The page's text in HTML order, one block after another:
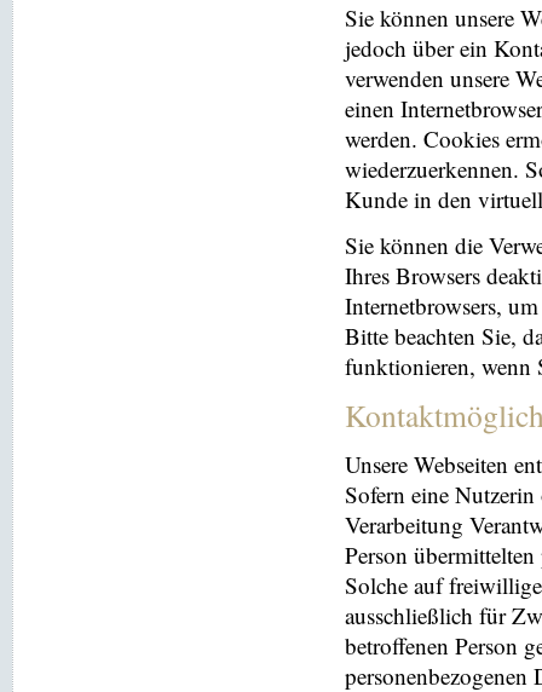
Sie können unsere
jedoch über ein
verwenden unsere
einen
werden. Cookies
wiederzuerkennen.
Kunde in den
Sie können die
Ihres Browsers
Internetbrowsers,
Bitte beachten Sie,
funktionieren, wenn
Unsere Webseiten
Sofern eine
Verarbeitung
Person übermittelten
Solche auf
ausschließlich für
betroffenen Person
personenbezogenen